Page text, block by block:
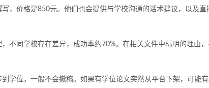
，价格是850元。他们也会提供与学校沟通的话术建议，以及
不同学校存在差异，成功率约70%。在相关文件中标明的理由
学位，一般不会撤稿。如果有学位论文突然从平台下架，可能